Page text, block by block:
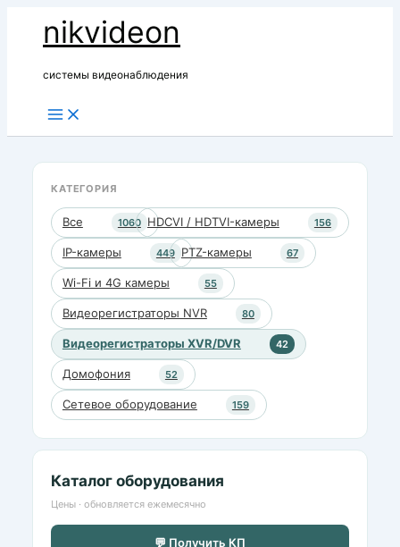
nikvideon
системы видеонаблюдения
КАТЕГОРИЯ
Все 1060 HDCVI / HDTVI-камеры 156
IP-камеры 449 PTZ-камеры 67
Wi-Fi и 4G камеры 55
Видеорегистраторы NVR 80
Видеорегистраторы XVR/DVR 42
Домофония 52
Сетевое оборудование 159
Каталог оборудования
Цены · обновляется ежемесячно
💬 Получить КП